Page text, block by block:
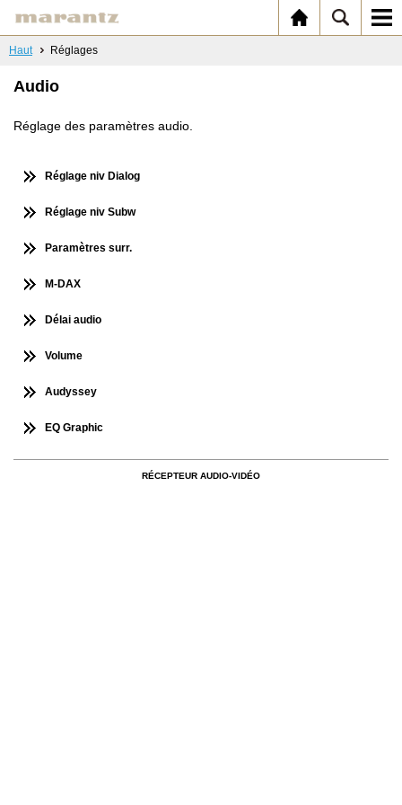
Haut Réglages
Audio
Réglage des paramètres audio.
Réglage niv Dialog
Réglage niv Subw
Paramètres surr.
M-DAX
Délai audio
Volume
Audyssey
EQ Graphic
RÉCEPTEUR AUDIO-VIDÉO